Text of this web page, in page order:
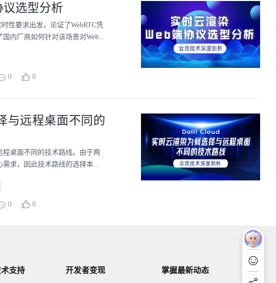
选型分析
性要求出发，论证了WebRTC凭
内厂商如何针对该场景对Web...
0 0
与远程桌面不同的
桌面不同的技术路线。由于两
求，因此技术路线的选择本...
0 0
支持 开发者变现 掌握最新动态